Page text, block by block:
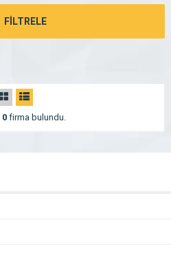
FİLTRELE
0firma bulundu.